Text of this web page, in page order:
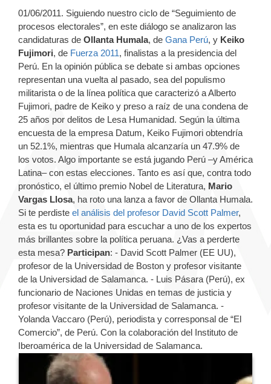
01/06/2011. Siguiendo nuestro ciclo de “Seguimiento de
procesos electorales”, en este diálogo se analizaron las
candidaturas de Ollanta Humala, de Gana Perú, y Keiko
Fujimori, de Fuerza 2011, finalistas a la presidencia del
Perú. En la opinión pública se debate si ambas opciones
representan una vuelta al pasado, sea del populismo
militarista o de la línea política que caracterizó a Alberto
Fujimori, padre de Keiko y preso a raíz de una condena de
25 años por delitos de Lesa Humanidad. Según la última
encuesta de la empresa Datum, Keiko Fujimori obtendría
un 52.1%, mientras que Humala alcanzaría un 47.9% de
los votos. Algo importante se está jugando Perú –y América
Latina– con estas elecciones. Tanto es así que, contra todo
pronóstico, el último premio Nobel de Literatura, Mario
Vargas Llosa, ha roto una lanza a favor de Ollanta Humala.
Si te perdiste el análisis del profesor David Scott Palmer,
esta es tu oportunidad para escuchar a uno de los expertos
más brillantes sobre la política peruana. ¿Vas a perderte
esta mesa? Participan: - David Scott Palmer (EE UU),
profesor de la Universidad de Boston y profesor visitante
de la Universidad de Salamanca. - Luis Pásara (Perú), ex
funcionario de Naciones Unidas en temas de justicia y
profesor visitante de la Universidad de Salamanca. -
Yolanda Vaccaro (Perú), periodista y corresponsal de “El
Comercio”, de Perú. Con la colaboración del Instituto de
Iberoamérica de la Universidad de Salamanca.